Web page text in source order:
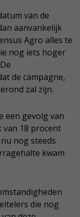
van de
aanvankelijk
Agro alles te
nog iets hoger
de campagne,
zal zijn.
een gevolg van
van 18 procent
nog steeds
kwam
die nog